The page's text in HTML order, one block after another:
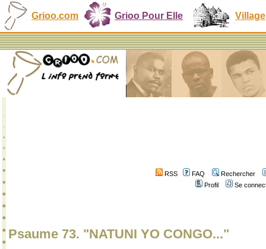
Grioo.com Grioo Pour Elle Village
RSS FAQ
Rechercher
Profil
Se
Psaume 73. "NATUNI YO CONGO..."